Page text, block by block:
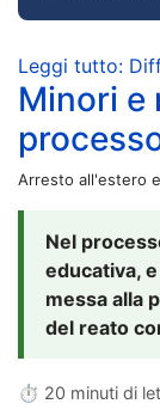
Leggi tutto:
Minori e
Arresto all'estero
Nel
educativa,
messa alla
del reato
⏱ 20 minuti di